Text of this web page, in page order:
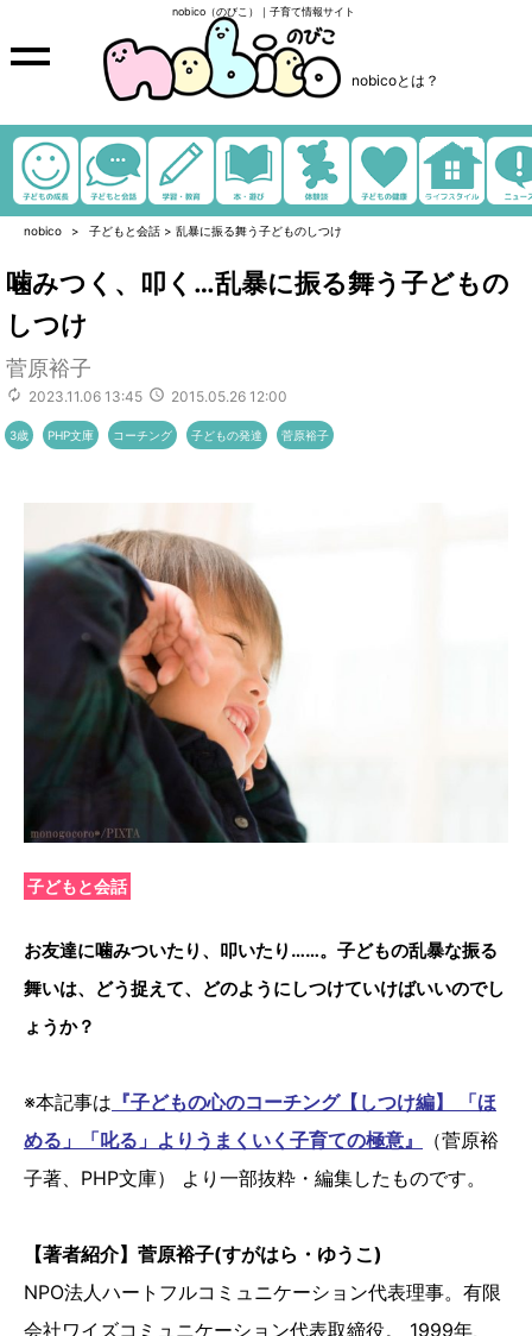
nobico（のびこ）｜子育て情報サイト
nobicoとは？
nobico 子どもと会話 > 乱暴に振る舞う子どものしつけ
噛みつく、叩く…乱暴に振る舞う子どもの
しつけ
菅原裕子
2023.11.06 13:45 2015.05.26 12:00
3歳 PHP文庫 コーチング 子どもの発達 菅原裕子
子どもと会話
お友達に噛みついたり、叩いたり……。子どもの乱暴な振る
舞いは、どう捉えて、どのようにしつけていけばいいのでし
ょうか？
※本記事は 『子どもの心のコーチング【しつけ編】 「ほ
める」「叱る」よりうまくいく子育ての極意』
（菅原裕
子著、PHP文庫） より一部抜粋・編集したものです。
【著者紹介】菅原裕子(すがはら・ゆうこ)
NPO法人ハートフルコミュニケーション代表理事。有限
会社ワイズコミュニケーション代表取締役。 1999年、